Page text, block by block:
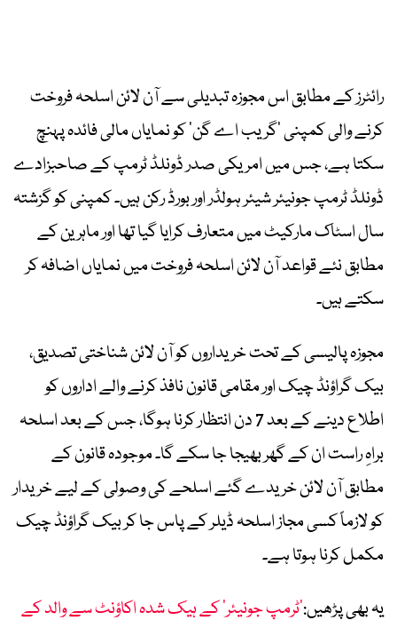
رائٹرز کے مطابق اس مجوزہ تبدیلی سے آن لائن اسلحہ فروخت
کرنے والی کمپنی ’گریب اے گن‘ کو نمایاں مالی فائدہ پہنچ
سکتا ہے، جس میں امریکی صدر ڈونلڈ ٹرمپ کے صاحبزادے
ڈونلڈ ٹرمپ جونیئر شیئر ہولڈر اور بورڈ رکن ہیں۔ کمپنی کو گزشتہ
سال اسٹاک مارکیٹ میں متعارف کرایا گیا تھا اور ماہرین کے
مطابق نئے قواعد آن لائن اسلحہ فروخت میں نمایاں اضافہ کر
سکتے ہیں۔
مجوزہ پالیسی کے تحت خریداروں کو آن لائن شناختی تصدیق،
بیک گراؤنڈ چیک اور مقامی قانون نافذ کرنے والے اداروں کو
اطلاع دینے کے بعد 7 دن انتظار کرنا ہوگا، جس کے بعد اسلحہ
براہِ راست ان کے گھر بھیجا جا سکے گا۔ موجودہ قانون کے
مطابق آن لائن خریدے گئے اسلحے کی وصولی کے لیے خریدار
کو لازماً کسی مجاز اسلحہ ڈیلر کے پاس جا کر بیک گراؤنڈ چیک
مکمل کرنا ہوتا ہے۔
یہ بھی پڑھیں:’ٹرمپ جونیئر‘ کے ہیک شدہ اکاؤنٹ سے والد کے